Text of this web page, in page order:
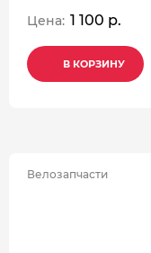
Цена: 1 100 р.
В КОРЗИНУ
В КОРЗИНУ
В КОРЗИНУ
Велозапчасти